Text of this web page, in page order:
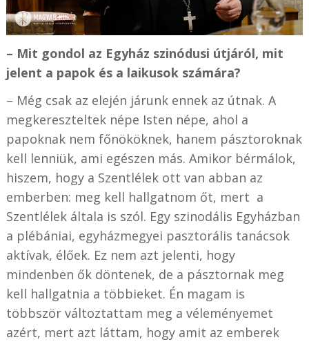
– Mit gondol az Egyház szinódusi útjáról, mit
jelent a papok és a laikusok számára?
– Még csak az elején járunk ennek az útnak. A
megkereszteltek népe Isten népe, ahol a
papoknak nem főnököknek, hanem pásztoroknak
kell lenniük, ami egészen más. Amikor bérmálok,
hiszem, hogy a Szentlélek ott van abban az
emberben: meg kell hallgatnom őt, mert a
Szentlélek általa is szól. Egy szinodális Egyházban
a plébániai, egyházmegyei pasztorális tanácsok
aktívak, élőek. Ez nem azt jelenti, hogy
mindenben ők döntenek, de a pásztornak meg
kell hallgatnia a többieket. Én magam is
többször változtattam meg a véleményemet
azért, mert azt láttam, hogy amit az emberek